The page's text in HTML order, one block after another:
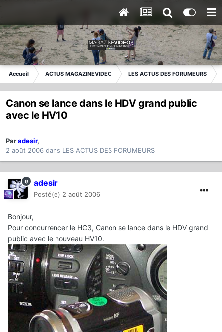
Accueil ACTUS MAGAZINEVIDEO LES ACTUS DES FORUMEURS
Canon se lance dans le HDV grand public
avec le HV10
Paradesir,
2 août 2006 dans LES ACTUS DES FORUMEURS
adesir
Posté(e) 2 août 2006
Bonjour,
Pour concurrencer le HC3, Canon se lance dans le HDV grand
public avec le nouveau HV10.